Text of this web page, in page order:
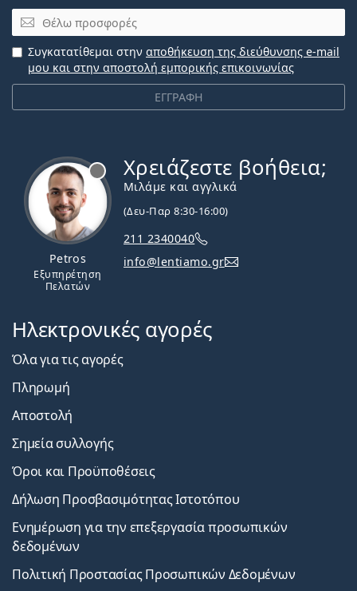
Email
ΕΓΓΡΑΦΗ
Συγκατατίθεμαι στην αποθήκευση της διεύθυνσης e-mail
μου και στην αποστολή εμπορικής επικοινωνίας
Petros
Εξυπηρέτηση
Πελατών
Χρειάζεστε βοήθεια;
Μιλάμε και αγγλικά
(Δευ-Παρ 8:30-16:00)
211 2340040
info@lentiamo.gr
Ηλεκτρονικές αγορές
Όλα για τις αγορές
Πληρωμή
Αποστολή
Σημεία συλλογής
Όροι και Προϋποθέσεις
Δήλωση Προσβασιμότητας Ιστοτόπου
Ενημέρωση για την επεξεργασία προσωπικών
δεδομένων
Πολιτική Προστασίας Προσωπικών Δεδομένων